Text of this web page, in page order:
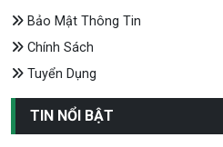
Bảo Mật Thông Tin
Chính Sách
Tuyển Dụng
TIN NỔI BẬT